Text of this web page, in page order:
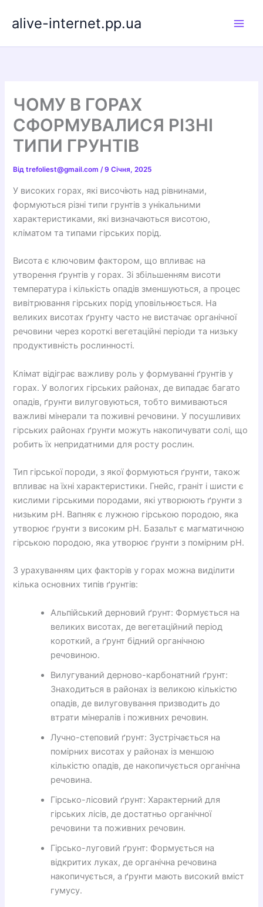
alive-internet.pp.ua
ЧОМУ В ГОРАХ
СФОРМУВАЛИСЯ РІЗНІ
ТИПИ ГРУНТІВ
Відtrefoliest@gmail.com/9 Січня, 2025
У високих горах, які височіють над рівнинами,
формуються різні типи грунтів з унікальними
характеристиками, які визначаються висотою,
кліматом та типами гірських порід.
Висота є ключовим фактором, що впливає на
утворення ґрунтів у горах. Зі збільшенням висоти
температура і кількість опадів зменшуються, а процес
вивітрювання гірських порід уповільнюється. На
великих висотах ґрунту часто не вистачає органічної
речовини через короткі вегетаційні періоди та низьку
продуктивність рослинності.
Клімат відіграє важливу роль у формуванні ґрунтів у
горах. У вологих гірських районах, де випадає багато
опадів, ґрунти вилуговуються, тобто вимиваються
важливі мінерали та поживні речовини. У посушливих
гірських районах ґрунти можуть накопичувати солі, що
робить їх непридатними для росту рослин.
Тип гірської породи, з якої формуються ґрунти, також
впливає на їхні характеристики. Гнейс, граніт і шисти є
кислими гірськими породами, які утворюють ґрунти з
низьким pH. Вапняк є лужною гірською породою, яка
утворює ґрунти з високим pH. Базальт є магматичною
гірською породою, яка утворює ґрунти з помірним pH.
З урахуванням цих факторів у горах можна виділити
кілька основних типів ґрунтів:
Альпійський дерновий ґрунт: Формується на
великих висотах, де вегетаційний період
короткий, а ґрунт бідний органічною
речовиною.
Вилугуваний дерново-карбонатний ґрунт:
Знаходиться в районах із великою кількістю
опадів, де вилуговування призводить до
втрати мінералів і поживних речовин.
Лучно-степовий ґрунт: Зустрічається на
помірних висотах у районах із меншою
кількістю опадів, де накопичується органічна
речовина.
Гірсько-лісовий ґрунт: Характерний для
гірських лісів, де достатньо органічної
речовини та поживних речовин.
Гірсько-луговий ґрунт: Формується на
відкритих луках, де органічна речовина
накопичується, а ґрунти мають високий вміст
гумусу.